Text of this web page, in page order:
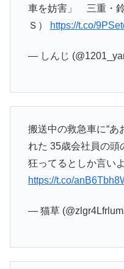
車を妨害」 三重・
Ｓ）
https://t.co/
— しんじ
搬送中の救急車に“あ
れた 35歳会社員の頭
狂ってるとしか言い
https://t.co/
— 猫草